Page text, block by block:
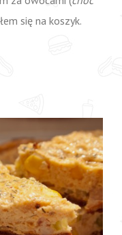
się na koszyk.